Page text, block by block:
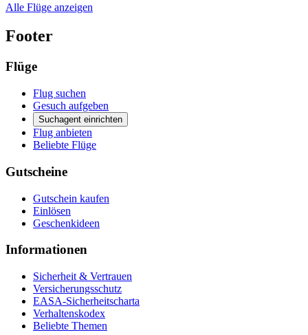
Alle Flüge anzeigen
Footer
Flüge
Flug suchen
Gesuch aufgeben
Suchagent einrichten
Flug anbieten
Beliebte Flüge
Gutscheine
Gutschein kaufen
Einlösen
Geschenkideen
Informationen
Sicherheit & Vertrauen
Versicherungsschutz
EASA-Sicherheitscharta
Verhaltenskodex
Beliebte Themen